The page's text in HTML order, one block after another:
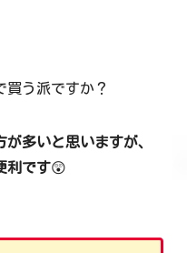
買う派ですか？
多いと思いますが、
利です😲